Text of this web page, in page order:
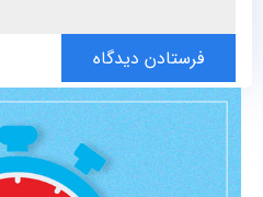
فرستادن دیدگاه